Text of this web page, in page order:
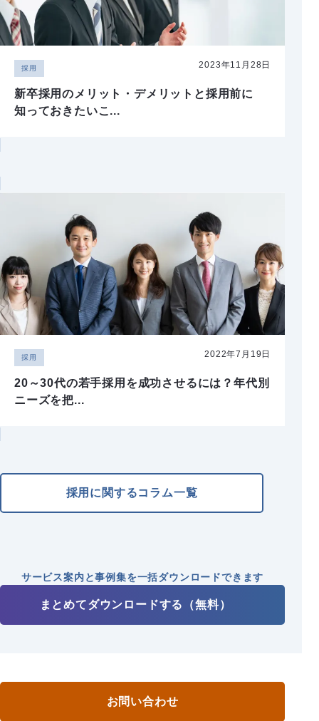
採用 2023年11月28日
新卒採用のメリット・デメリットと採用前に
知っておきたいこ...
採用 2022年7月19日
20～30代の若手採用を成功させるには？年代別
ニーズを把...
採用に関するコラム一覧
サービス案内と事例集を一括ダウンロードできます
まとめてダウンロードする（無料）
お問い合わせ